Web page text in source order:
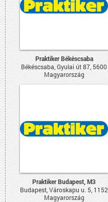
Praktiker Békéscsaba
Békéscsaba, Gyulai út 87, 5600
Magyarország
Praktiker Budapest, M3
Budapest, Városkapu u. 5, 1152
Magyarország